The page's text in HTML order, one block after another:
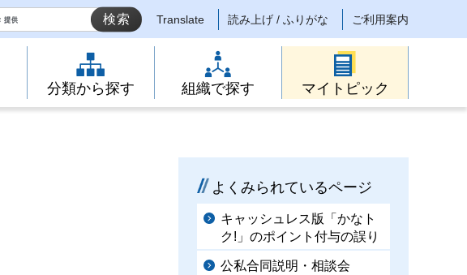
Translate 読み上げ / ふりがな ご利用案内
分類から探す 組織で探す マイトピック
よくみられているページ
キャッシュレス版「かなト
ク!」のポイント付与の誤り
公私合同説明・相談会